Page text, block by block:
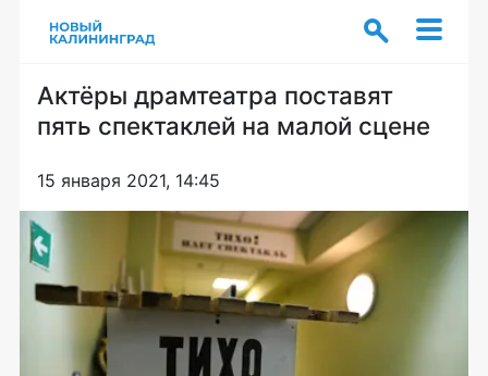
Актёры драмтеатра поставят
пять спектаклей на малой сцене
15 января 2021, 14:45